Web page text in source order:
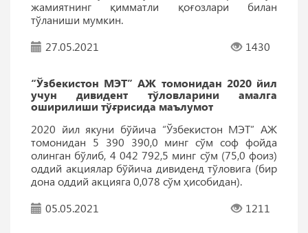
жамиятнинг қимматли қоғозлари билан
тўланиши мумкин.
27.05.2021
1430
“Ўзбекистон МЭТ” АЖ томонидан 2020 йил
учун дивидент тўловларини амалга
оширилиши тўғрисида маълумот
2020 йил якуни бўйича “Ўзбекистон МЭТ” АЖ
томонидан 5 390 390,0 минг сўм соф фойда
олинган бўлиб, 4 042 792,5 минг сўм (75,0 фоиз)
оддий акциялар бўйича дивиденд тўловига (бир
дона оддий акцияга 0,078 сўм ҳисобидан).
05.05.2021
1211